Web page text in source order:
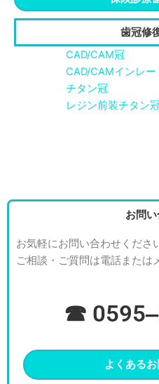
歯冠修
CAD/CAM冠
CAD/CAMインレー
チタン冠
レジン前装チタン
お問
お気軽にお問い合わせくださ
ご相談・ご質問は電話または
☎
よくある